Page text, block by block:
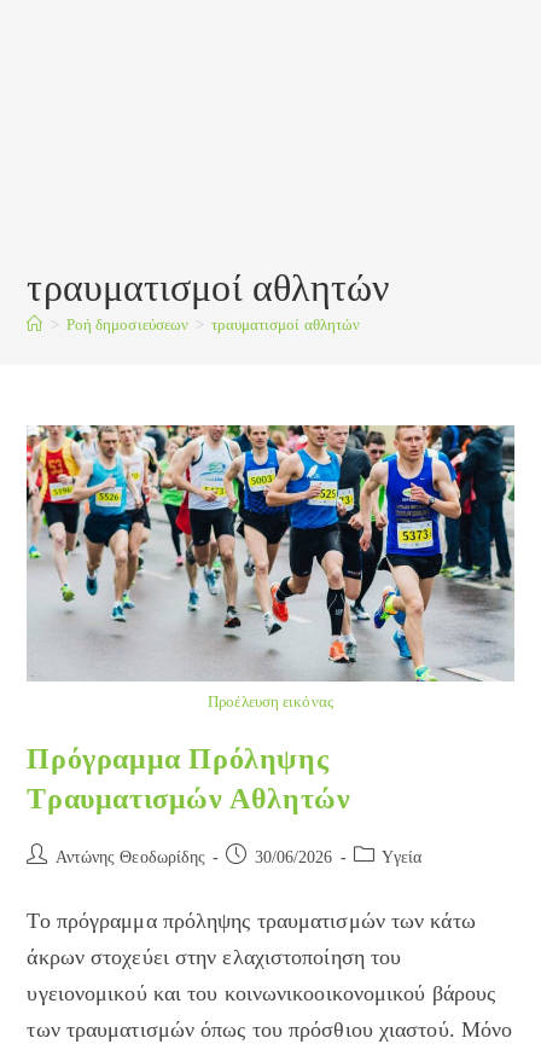
τραυματισμοί αθλητών
> Ροή δημοσιεύσεων > τραυματισμοί αθλητών
Προέλευση εικόνας
Πρόγραμμα Πρόληψης
Τραυματισμών Αθλητών
Post Αντώνης Θεοδωρίδης
Post 30/06/2026
PostYγεία
Το πρόγραμμα πρόληψης τραυματισμών των κάτω
άκρων στοχεύει στην ελαχιστοποίηση του
υγειονομικού και του κοινωνικοοικονομικού βάρους
των τραυματισμών όπως του πρόσθιου χιαστού. Μόνο